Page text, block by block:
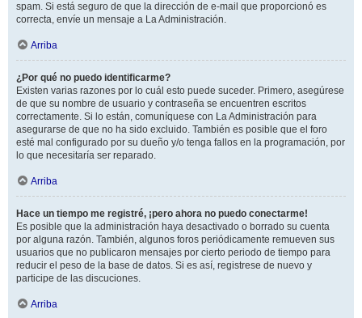
spam. Si está seguro de que la dirección de e-mail que proporcionó es
correcta, envíe un mensaje a La Administración.
Arriba
¿Por qué no puedo identificarme?
Existen varias razones por lo cuál esto puede suceder. Primero, asegúrese
de que su nombre de usuario y contraseña se encuentren escritos
correctamente. Si lo están, comuníquese con La Administración para
asegurarse de que no ha sido excluido. También es posible que el foro
esté mal configurado por su dueño y/o tenga fallos en la programación, por
lo que necesitaría ser reparado.
Arriba
Hace un tiempo me registré, ¡pero ahora no puedo conectarme!
Es posible que la administración haya desactivado o borrado su cuenta
por alguna razón. También, algunos foros periódicamente remueven sus
usuarios que no publicaron mensajes por cierto periodo de tiempo para
reducir el peso de la base de datos. Si es así, registrese de nuevo y
participe de las discuciones.
Arriba